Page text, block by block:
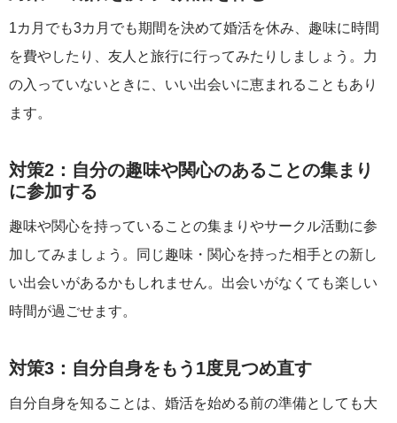
1カ月でも3カ月でも期間を決めて婚活を休み、趣味に時間
を費やしたり、友人と旅行に行ってみたりしましょう。力
の入っていないときに、いい出会いに恵まれることもあり
ます。
対策2：自分の趣味や関心のあることの集まり
に参加する
趣味や関心を持っていることの集まりやサークル活動に参
加してみましょう。同じ趣味・関心を持った相手との新し
い出会いがあるかもしれません。出会いがなくても楽しい
時間が過ごせます。
対策3：自分自身をもう1度見つめ直す
自分自身を知ることは、婚活を始める前の準備としても大